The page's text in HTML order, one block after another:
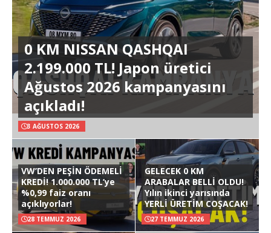
0 KM NISSAN QASHQAI
2.199.000 TL! Japon üretici
Ağustos 2026 kampanyasını
açıkladı!
3 AĞUSTOS 2026
VW’DEN PEŞİN ÖDEMELİ
KREDİ! 1.000.000 TL’ye
%0,99 faiz oranı
açıklıyorlar!
28 TEMMUZ 2026
GELECEK 0 KM
ARABALAR BELLİ OLDU!
Yılın ikinci yarısında
YERLİ ÜRETİM COŞACAK!
27 TEMMUZ 2026